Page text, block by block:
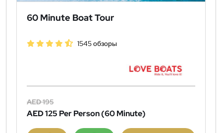
60 Minute Boat Tour
1545 обзоры
AED 195
AED 125 Per Person (60 Minute)